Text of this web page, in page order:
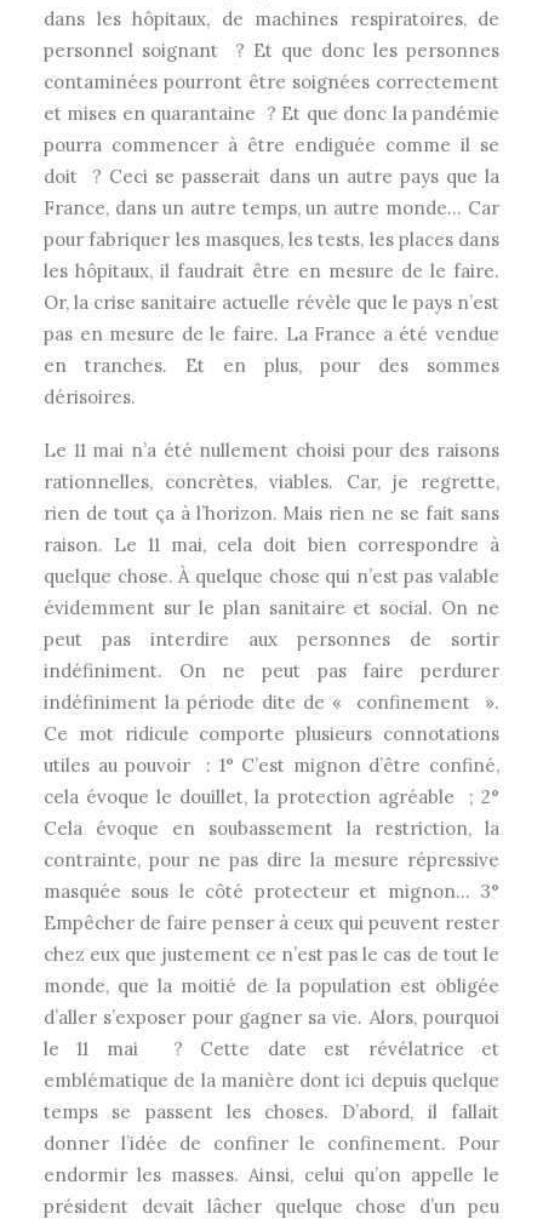
dans les hôpitaux, de machines respiratoires, de
personnel soignant ? Et que donc les personnes
contaminées pourront être soignées correctement
et mises en quarantaine ? Et que donc la pandémie
pourra commencer à être endiguée comme il se
doit ? Ceci se passerait dans un autre pays que la
France, dans un autre temps, un autre monde… Car
pour fabriquer les masques, les tests, les places dans
les hôpitaux, il faudrait être en mesure de le faire.
Or, la crise sanitaire actuelle révèle que le pays n’est
pas en mesure de le faire. La France a été vendue
en tranches. Et en plus, pour des sommes
dérisoires.
Le 11 mai n’a été nullement choisi pour des raisons
rationnelles, concrètes, viables. Car, je regrette,
rien de tout ça à l’horizon. Mais rien ne se fait sans
raison. Le 11 mai, cela doit bien correspondre à
quelque chose. À quelque chose qui n’est pas valable
évidemment sur le plan sanitaire et social. On ne
peut pas interdire aux personnes de sortir
indéfiniment. On ne peut pas faire perdurer
indéfiniment la période dite de « confinement ».
Ce mot ridicule comporte plusieurs connotations
utiles au pouvoir : 1° C’est mignon d’être confiné,
cela évoque le douillet, la protection agréable ; 2°
Cela évoque en soubassement la restriction, la
contrainte, pour ne pas dire la mesure répressive
masquée sous le côté protecteur et mignon… 3°
Empêcher de faire penser à ceux qui peuvent rester
chez eux que justement ce n’est pas le cas de tout le
monde, que la moitié de la population est obligée
d’aller s’exposer pour gagner sa vie. Alors, pourquoi
le 11 mai ? Cette date est révélatrice et
emblématique de la manière dont ici depuis quelque
temps se passent les choses. D’abord, il fallait
donner l’idée de confiner le confinement. Pour
endormir les masses. Ainsi, celui qu’on appelle le
président devait lâcher quelque chose d’un peu